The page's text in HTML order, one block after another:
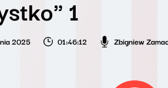
1
2025 01:46:12 Zbigniew